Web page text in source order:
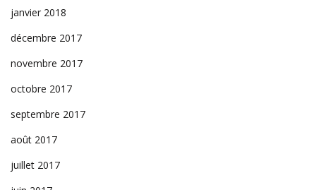
janvier 2018
décembre 2017
novembre 2017
octobre 2017
septembre 2017
août 2017
juillet 2017